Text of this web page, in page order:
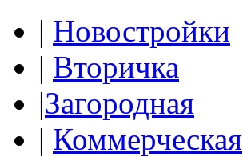
| Новостройки
| Вторичка
|Загородная
| Коммерческая